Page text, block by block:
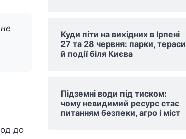
до
Куди піти на вихідних в Ірпені
27 та 28 червня: парки, тераси
й події біля Києва
Підземні води під тиском:
чому невидимий ресурс стає
питанням безпеки, агро і міст